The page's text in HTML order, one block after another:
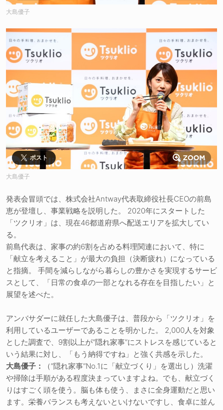
大島優子
ポスト
大島優子
発表会冒頭では、株式会社Antway代表取締役社長CEOの前島
恵が登壇し、事業戦略を説明した。 2020年にスタートした
「ツクリオ」は、現在46都道府県へ配送エリアを拡大してい
る。
前島代表は、家事の約6割を占める料理関連において、特に
「献立を考えること」が最大の負担（決断疲れ）になっている
と指摘。 手間を減らしながら暮らしの豊かさを実現するサービ
スとして、「日常の食卓の一部となれる存在を目指したい」と
展望を述べた。
アンバサダーに就任した大島優子は、普段から「ツクリオ」を
利用しているユーザーであることを明かした。 2,000人を対象
とした調査で、9割以上が“隠れ家事”にストレスを感じていると
いう結果に対し、「もう納得ですね」と強く共感を示した。
大島優子：
（“隠れ家事”No.1に「献立づくり」を選出し）洗濯
や掃除は手順がある程度決まっていますよね。でも、献立づく
りはすごく頭を使う。脳も体も使う、まさに全身運動だと思い
ます。栄養バランスも考えないといけないですし、食卓に並ん